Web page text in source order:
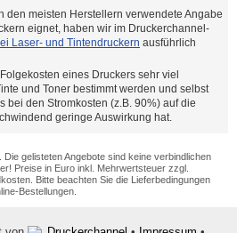
den meisten Herstellern verwendete Angabe
eignet, haben wir im Druckerchannel-
Laser- und Tintendruckern ausführlich
eines Druckers sehr viel
und Toner bestimmt werden und selbst
bei den Stromkosten (z.B. 90%) auf die
geringe Auswirkung hat.
Die gelisteten Angebote sind keine verbindlichen
Preise in Euro inkl. Mehrwertsteuer zzgl.
Bitte beachten Sie die Lieferbedingungen
Bestellungen.